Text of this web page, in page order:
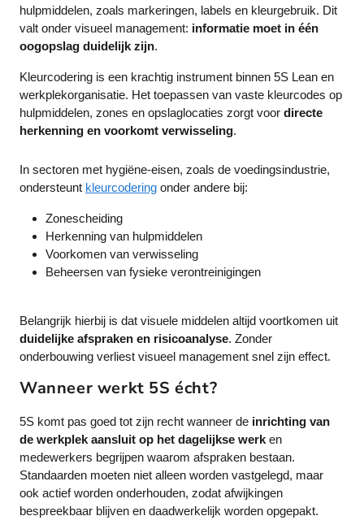
hulpmiddelen, zoals markeringen, labels en kleurgebruik. Dit
valt onder visueel management: informatie moet in één
oogopslag duidelijk zijn.
Kleurcodering is een krachtig instrument binnen 5S Lean en
werkplekorganisatie. Het toepassen van vaste kleurcodes op
hulpmiddelen, zones en opslaglocaties zorgt voor directe
herkenning en voorkomt verwisseling.
In sectoren met hygiëne-eisen, zoals de voedingsindustrie,
ondersteunt kleurcodering onder andere bij:
Zonescheiding
Herkenning van hulpmiddelen
Voorkomen van verwisseling
Beheersen van fysieke verontreinigingen
Belangrijk hierbij is dat visuele middelen altijd voortkomen uit
duidelijke afspraken en risicoanalyse. Zonder
onderbouwing verliest visueel management snel zijn effect.
Wanneer werkt 5S écht?
5S komt pas goed tot zijn recht wanneer de inrichting van
de werkplek aansluit op het dagelijkse werk en
medewerkers begrijpen waarom afspraken bestaan.
Standaarden moeten niet alleen worden vastgelegd, maar
ook actief worden onderhouden, zodat afwijkingen
bespreekbaar blijven en daadwerkelijk worden opgepakt.